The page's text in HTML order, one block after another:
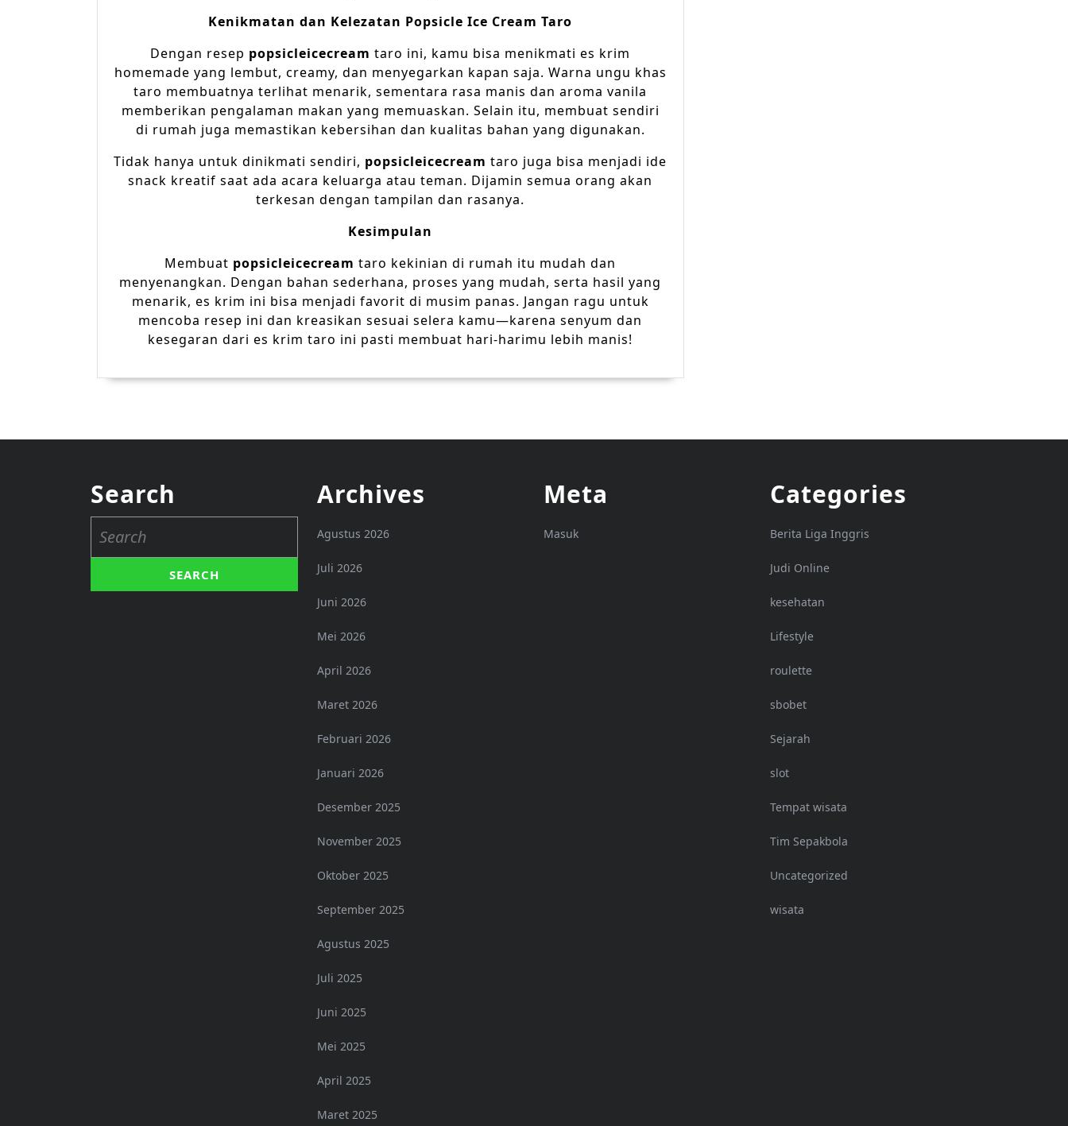
Kenikmatan dan Kelezatan Popsicle Ice Cream Taro
Dengan resep popsicleicecream taro ini, kamu bisa menikmati es krim
homemade yang lembut, creamy, dan menyegarkan kapan saja. Warna ungu khas
taro membuatnya terlihat menarik, sementara rasa manis dan aroma vanila
memberikan pengalaman makan yang memuaskan. Selain itu, membuat sendiri
di rumah juga memastikan kebersihan dan kualitas bahan yang digunakan.
Tidak hanya untuk dinikmati sendiri, popsicleicecream taro juga bisa menjadi ide
snack kreatif saat ada acara keluarga atau teman. Dijamin semua orang akan
terkesan dengan tampilan dan rasanya.
Kesimpulan
Membuat popsicleicecream taro kekinian di rumah itu mudah dan
menyenangkan. Dengan bahan sederhana, proses yang mudah, serta hasil yang
menarik, es krim ini bisa menjadi favorit di musim panas. Jangan ragu untuk
mencoba resep ini dan kreasikan sesuai selera kamu—karena senyum dan
kesegaran dari es krim taro ini pasti membuat hari-harimu lebih manis!
Search
for:
Archives
Agustus 2026
Juli 2026
Juni 2026
Mei 2026
April 2026
Maret 2026
Februari 2026
Januari 2026
Desember 2025
November 2025
Oktober 2025
September 2025
Agustus 2025
Juli 2025
Juni 2025
Mei 2025
April 2025
Maret 2025
Meta
Masuk
Categories
Berita Liga Inggris
Judi Online
kesehatan
Lifestyle
roulette
sbobet
Sejarah
slot
Tempat wisata
Tim Sepakbola
Uncategorized
wisata